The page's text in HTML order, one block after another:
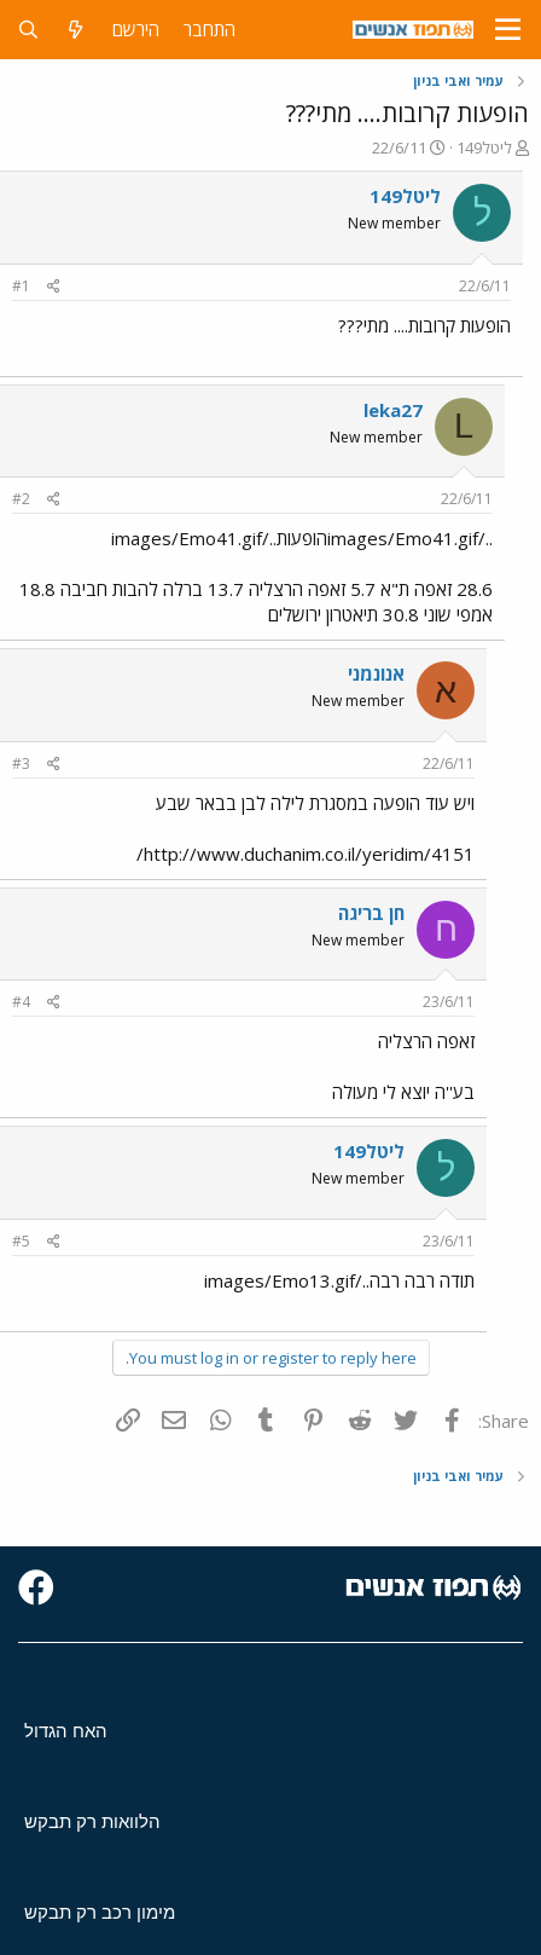
התחבר הירשם
עמיר ואבי בניון
הופעות קרובות.... מתי???
פ
ו
ת
ח
ה
ש
א
ליטל149
פ
ו
ר
ס
ם
ר
22/6/11
ל ליטל149
New member
22/6/11
#1
הופעות קרובות.... מתי???
L
leka27
New member
22/6/11
#2
../images/Emo41.gifהופעות../images/Emo41.gif
28.6 זאפה ת"א 5.7 זאפה הרצליה 13.7 ברלה להבות חביבה 18.8
אמפי שוני 30.8 תיאטרון ירושלים
א אנונמני
New member
22/6/11
#3
ויש עוד הופעה במסגרת לילה לבן בבאר שבע
http://www.duchanim.co.il/yeridim/4151/
ח חן בריגה
New member
23/6/11
#4
זאפה הרצליה
בע''ה יוצא לי מעולה
ל ליטל149
New member
23/6/11
#5
תודה רבה רבה../images/Emo13.gif
You must log in or register to reply here.
Share: פייסבוק Twitter
Reddit
Pinterest
Tumblr
WhatsAppדואר אלקטרוני
עמיר ואבי בניון
האח הגדול
הלוואות רק תבקש
מימון רכב רק תבקש